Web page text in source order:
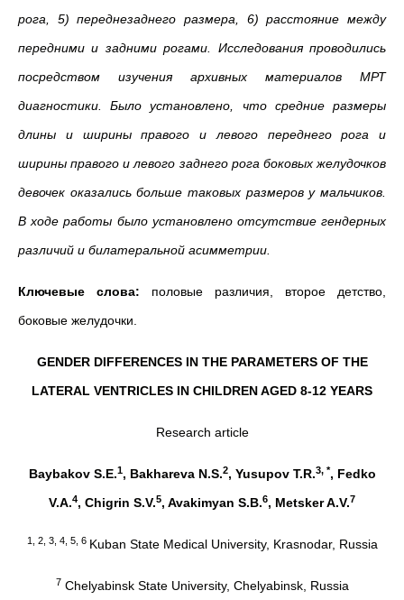
рога, 5) переднезаднего размера, 6) расстояние между
передними и задними рогами. Исследования проводились
посредством изучения архивных материалов МРТ
диагностики. Было установлено, что средние размеры
длины и ширины правого и левого переднего рога и
ширины правого и левого заднего рога боковых желудочков
девочек оказались больше таковых размеров у мальчиков.
В ходе работы было установлено отсутствие гендерных
различий и билатеральной асимметрии.
Ключевые слова: половые различия, второе детство,
боковые желудочки.
GENDER DIFFERENCES IN THE PARAMETERS OF THE
LATERAL VENTRICLES IN CHILDREN AGED 8-12 YEARS
Research article
Baybakov S.E.1, Bakhareva N.S.2, Yusupov T.R.3, *, Fedko
V.A.4, Chigrin S.V.5, Avakimyan S.B.6, Metsker A.V.7
1, 2, 3, 4, 5, 6 Kuban State Medical University, Krasnodar, Russia
7 Chelyabinsk State University, Chelyabinsk, Russia